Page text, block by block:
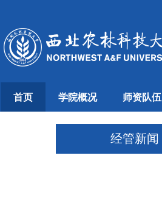
首页 学院概况 师资队伍
经管新闻